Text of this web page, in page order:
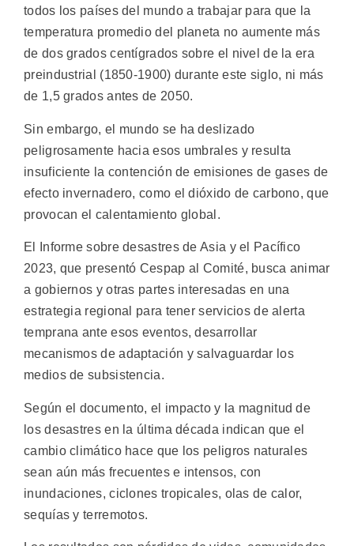
todos los países del mundo a trabajar para que la
temperatura promedio del planeta no aumente más
de dos grados centígrados sobre el nivel de la era
preindustrial (1850-1900) durante este siglo, ni más
de 1,5 grados antes de 2050.
Sin embargo, el mundo se ha deslizado
peligrosamente hacia esos umbrales y resulta
insuficiente la contención de emisiones de gases de
efecto invernadero, como el dióxido de carbono, que
provocan el calentamiento global.
El Informe sobre desastres de Asia y el Pacífico
2023, que presentó Cespap al Comité, busca animar
a gobiernos y otras partes interesadas en una
estrategia regional para tener servicios de alerta
temprana ante esos eventos, desarrollar
mecanismos de adaptación y salvaguardar los
medios de subsistencia.
Según el documento, el impacto y la magnitud de
los desastres en la última década indican que el
cambio climático hace que los peligros naturales
sean aún más frecuentes e intensos, con
inundaciones, ciclones tropicales, olas de calor,
sequías y terremotos.